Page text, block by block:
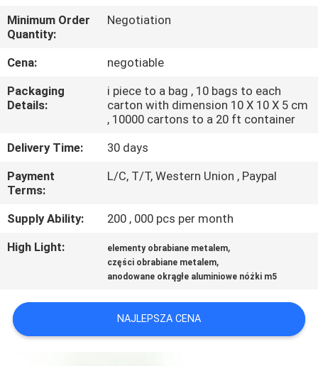
KONTROLA
JAKOŚCI
SITEMAP
PRIVACY
POLICY
Minimum Order
Quantity:
Negotiation
Cena:
negotiable
Packaging
Details:
i piece to a bag , 10 bags to each
carton with dimension 10 X 10 X 5 cm
, 10000 cartons to a 20 ft container
Delivery Time:
30 days
Payment
Terms:
L/C, T/T, Western Union , Paypal
Supply Ability:
200 , 000 pcs per month
High Light:
elementy obrabiane metalem,
części obrabiane metalem,
anodowane okrągłe aluminiowe nóżki m5
NAJLEPSZA CENA